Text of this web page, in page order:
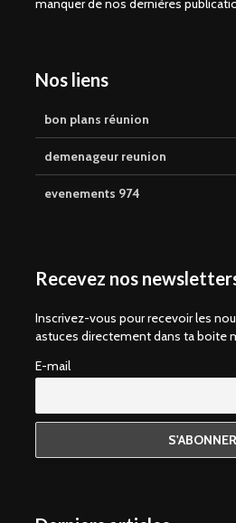
manquer de nos dernières
Nos liens
bon plans réunion
demenageur reunion
evenements 974
Recevez nos
Inscrivez-vous pour recevoir les
astuces directement dans ta boite
E-mail